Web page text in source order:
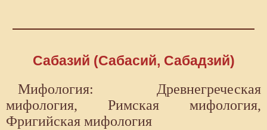
Сабазий (Сабасий, Сабадзий)
Мифология: Древнегреческая
мифология, Римская мифология,
Фригийская мифология